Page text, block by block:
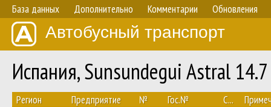
База данных Дополнительно Комментарии Обновления
Автобусный транспорт
Испания, Sunsundegui Astral
Регион Предприятие № Гос.№ С...